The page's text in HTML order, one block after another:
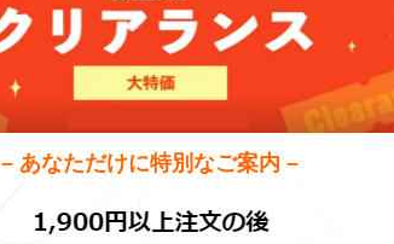
– あなただけに特別なご案内 –